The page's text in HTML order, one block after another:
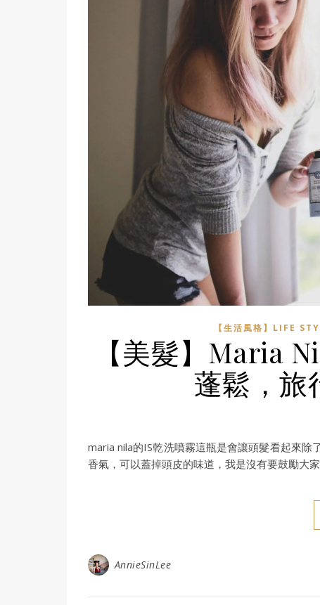
【生活風格】LIFE
【美髮】Maria
蓬鬆，旅
maria nila的IS乾洗噴霧這瓶是會讓頭髮看起來
香氣，可以蓋掉頭皮的味道，我是沒有要鼓勵大
AnnieSinLee